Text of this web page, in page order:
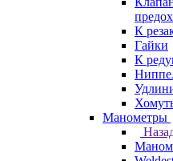
К
Гайки
К
Манометры